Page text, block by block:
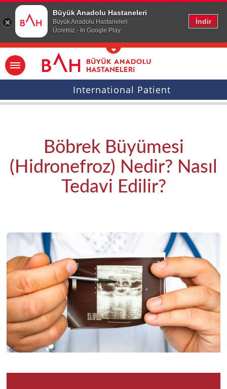
Büyük Anadolu Hastaneleri
Büyük Anadolu Hastaneleri
Ücretsiz - In Google Play
İndir
Ana icerige atla
International Patient
Böbrek Büyümesi
(Hidronefroz) Nedir? Nasıl
Tedavi Edilir?
2024